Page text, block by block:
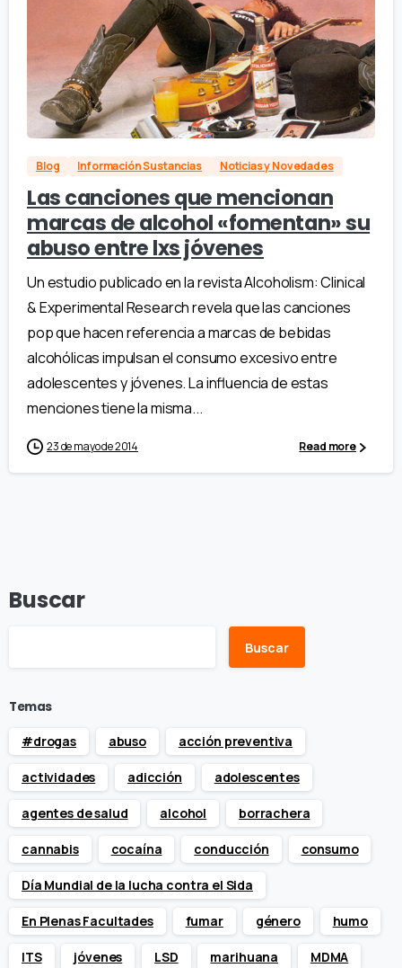
Blog Información Sustancias Noticias y Novedades
Las canciones que mencionan
marcas de alcohol «fomentan» su
abuso entre lxs jóvenes
Un estudio publicado en la revista Alcoholism: Clinical
& Experimental Research revela que las canciones
pop que hacen referencia a marcas de bebidas
alcohólicas impulsan el consumo excesivo entre
adolescentes y jóvenes. La influencia de estas
menciones tiene la misma...
23 de mayo de 2014 Read more
Buscar
Buscar
Temas
#drogas
abuso acción preventiva
actividades adicción adolescentes
agentes de salud alcohol borrachera
cannabis cocaína conducción consumo
Día Mundial de la lucha contra el Sida
En Plenas Facultades fumar género humo
ITS jóvenes LSD marihuana MDMA